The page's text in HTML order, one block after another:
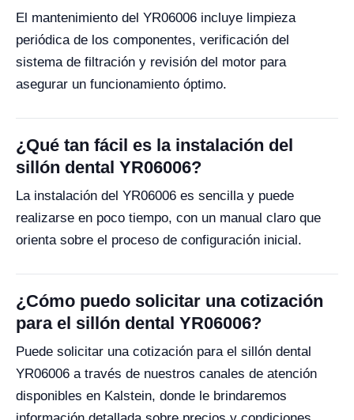
El mantenimiento del YR06006 incluye limpieza
periódica de los componentes, verificación del
sistema de filtración y revisión del motor para
asegurar un funcionamiento óptimo.
¿Qué tan fácil es la instalación del
sillón dental YR06006?
La instalación del YR06006 es sencilla y puede
realizarse en poco tiempo, con un manual claro que
orienta sobre el proceso de configuración inicial.
¿Cómo puedo solicitar una cotización
para el sillón dental YR06006?
Puede solicitar una cotización para el sillón dental
YR06006 a través de nuestros canales de atención
disponibles en Kalstein, donde le brindaremos